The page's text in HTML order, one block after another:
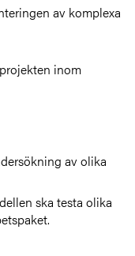
av komplexa
inom
av olika
ska testa olika